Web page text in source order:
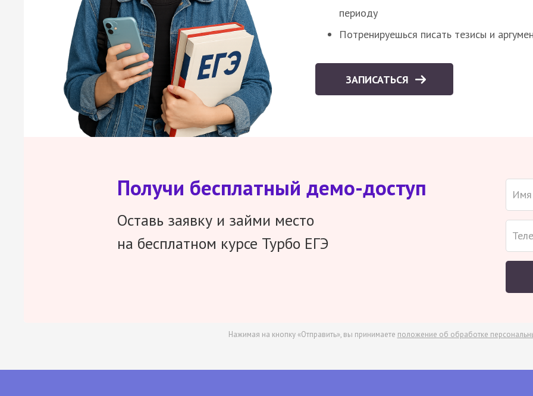
периоду
Потренируешься писать тезисы и
ЗАПИСАТЬСЯ
Получи бесплатный демо-доступ
Оставь заявку и займи место
на бесплатном курсе Турбо ЕГЭ
Нажимая на кнопку «Отправить», вы принимаете положение об обработке